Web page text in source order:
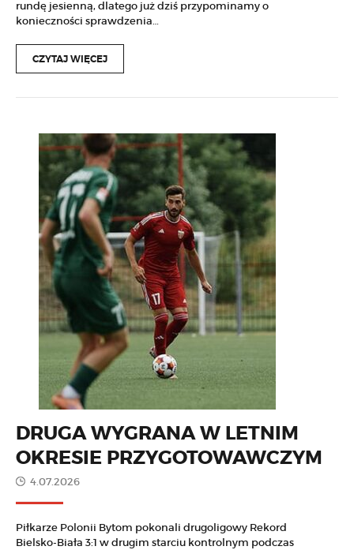
rundę jesienną, dlatego już dziś przypominamy o
konieczności sprawdzenia…
CZYTAJ WIĘCEJ
DRUGA WYGRANA W LETNIM
OKRESIE PRZYGOTOWAWCZYM
4.07.2026
Piłkarze Polonii Bytom pokonali drugoligowy Rekord
Bielsko-Biała 3:1 w drugim starciu kontrolnym podczas